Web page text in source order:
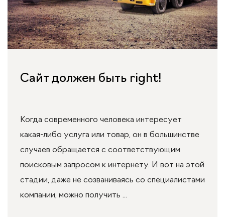
Сайт должен быть right!
Когда современного человека интересует
какая-либо услуга или товар, он в большинстве
случаев обращается с соответствующим
поисковым запросом к интернету. И вот на этой
стадии, даже не созваниваясь со специалистами
компании, можно получить ...